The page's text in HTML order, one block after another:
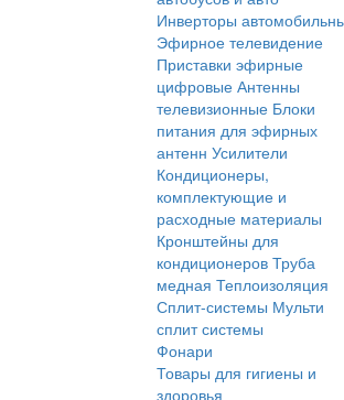
Инверторы
Эфирное телевидение
Приставки эфирные
цифровые Антенны
телевизионные Блоки
питания для эфирных
антенн Усилители
Кондиционеры,
комплектующие и
расходные материалы
Кронштейны для
кондиционеров Труба
медная Теплоизоляция
Сплит-системы Мульти
сплит системы
Фонари
Товары для гигиены и
здоровья